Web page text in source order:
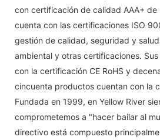
con certificación de calidad AAA+ de
cuenta con las certificaciones ISO
gestión de calidad, seguridad y
ambiental y otras certificaciones.
con la certificación CE RoHS y
cincuenta productos cuentan con la
Fundada en 1999, en Yellow River
comprometemos a "hacer bailar al
directivo está compuesto